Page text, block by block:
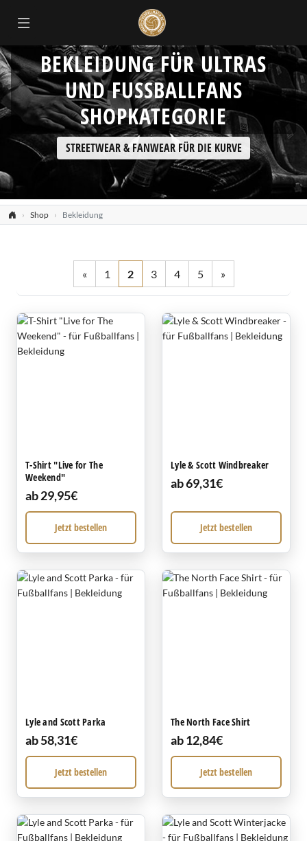
BEKLEIDUNG FÜR ULTRAS
UND FUSSBALLFANS
SHOPKATEGORIE
STREETWEAR & FANWEAR FÜR DIE KURVE
Shop Bekleidung
« 1 2 3 4 5 »
T-Shirt "Live for The
Weekend"
ab 29,95€
Jetzt bestellen
Lyle & Scott Windbreaker
ab 69,31€
Jetzt bestellen
Lyle and Scott Parka
ab 58,31€
Jetzt bestellen
The North Face Shirt
ab 12,84€
Jetzt bestellen